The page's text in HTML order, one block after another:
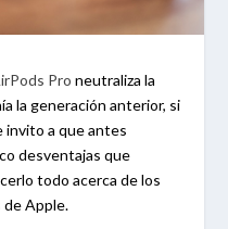
Pro neutraliza la
la generación anterior, si
invito a que antes
desventajas que
todo acerca de los
de Apple.